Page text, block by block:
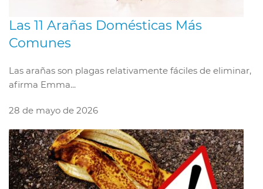
Las 11 Arañas Domésticas Más
Comunes
Las arañas son plagas relativamente fáciles de eliminar,
afirma Emma...
28 de mayo de 2026